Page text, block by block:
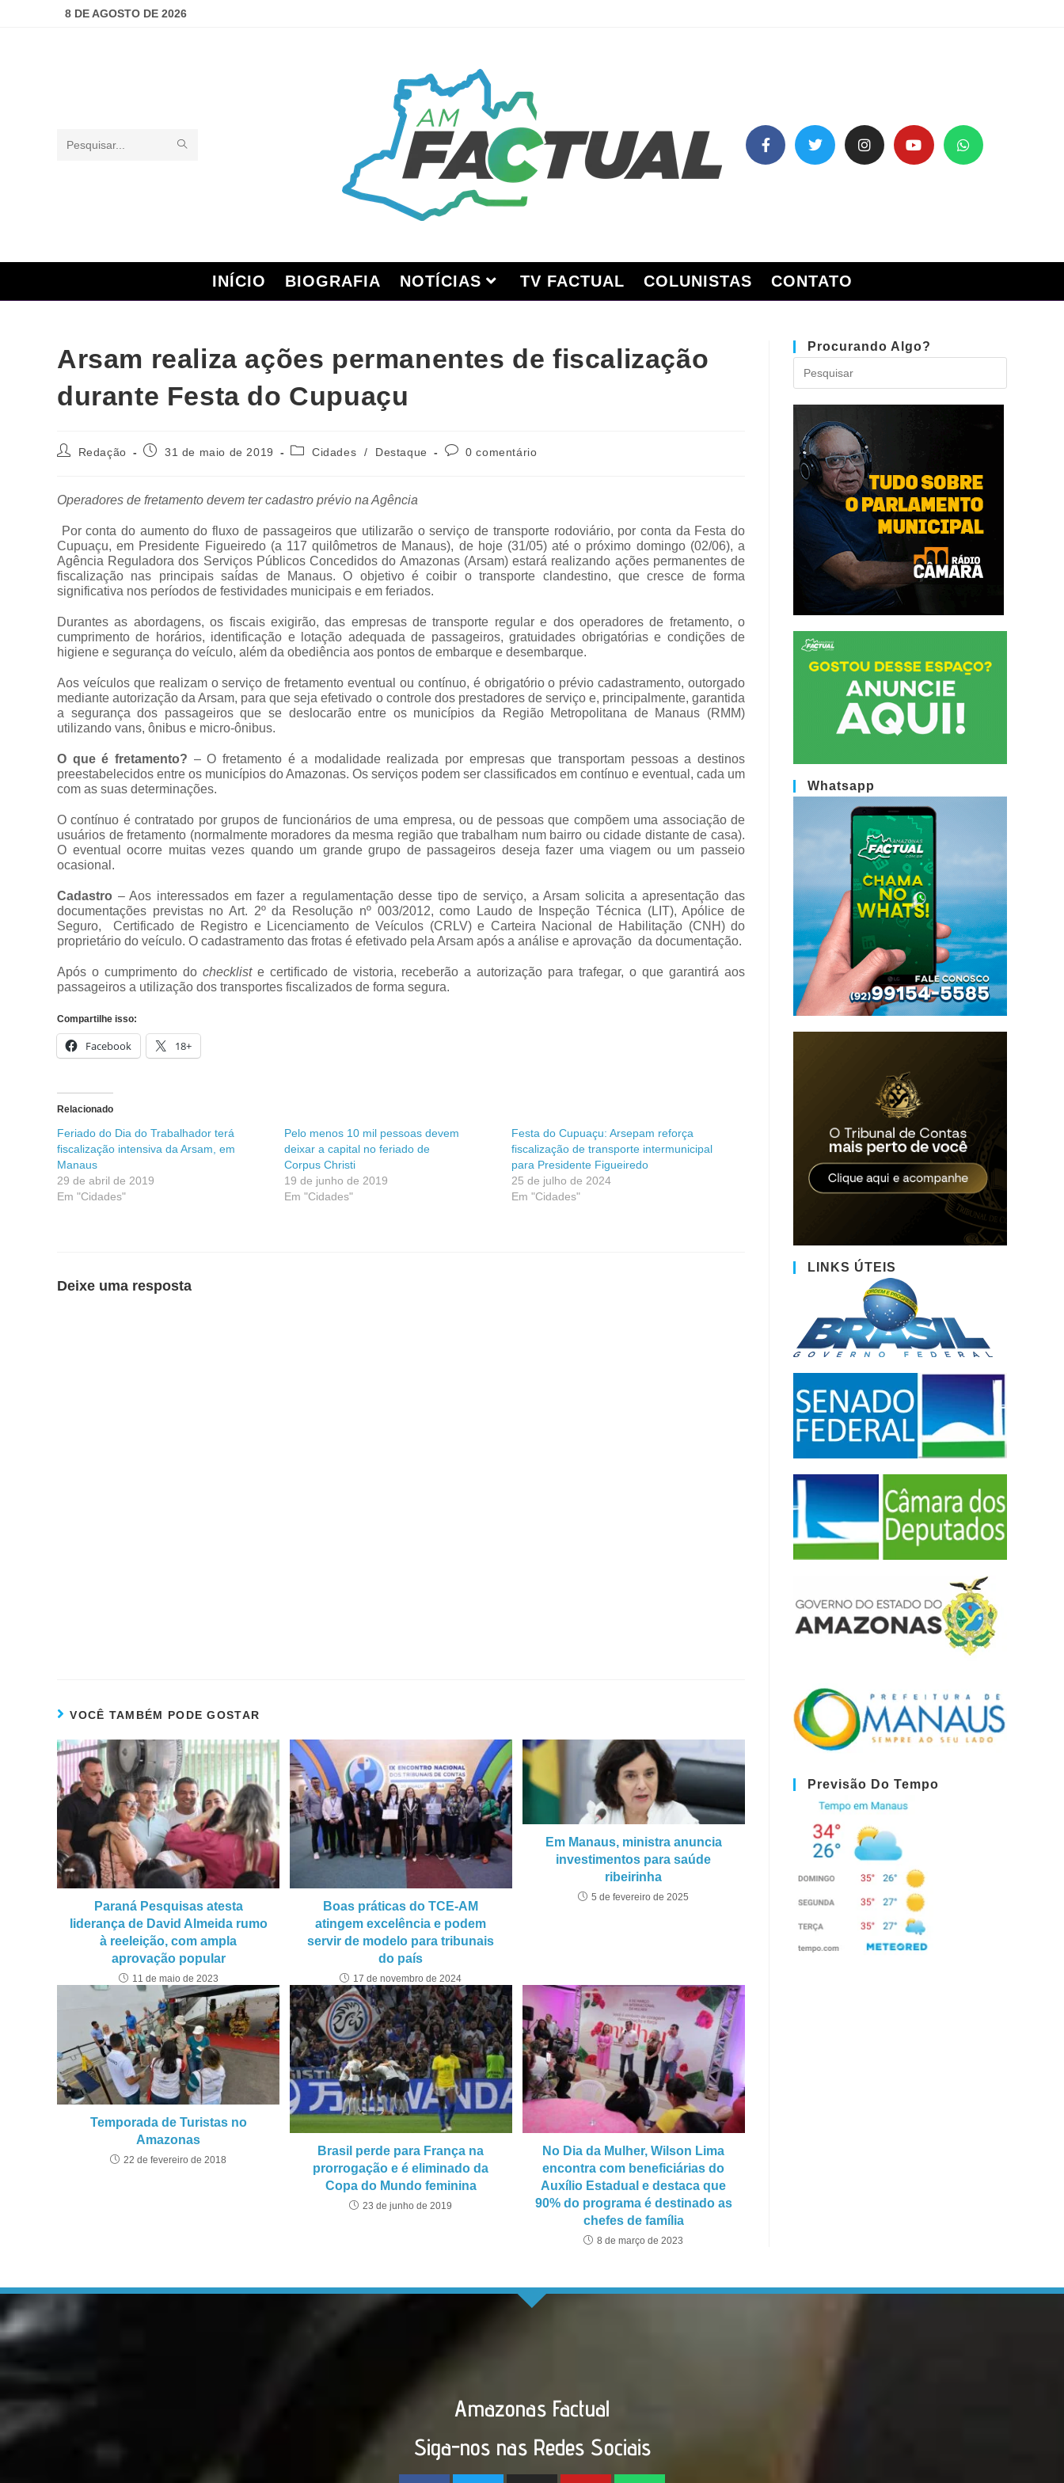
8 DE AGOSTO DE 2026
Pesquisar
INÍCIO BIOGRAFIA NOTÍCIAS TV FACTUAL COLUNISTAS CONTATO
Arsam realiza ações permanentes de fiscalização
durante Festa do Cupuaçu
Redação 31 de maio de 2019 Cidades / Destaque 0 comentário
Operadores de fretamento devem ter cadastro prévio na Agência
Por conta do aumento do fluxo de passageiros que utilizarão o serviço de transporte rodoviário, por conta da Festa do
Cupuaçu, em Presidente Figueiredo (a 117 quilômetros de Manaus), de hoje (31/05) até o próximo domingo (02/06), a
Agência Reguladora dos Serviços Públicos Concedidos do Amazonas (Arsam) estará realizando ações permanentes de
fiscalização nas principais saídas de Manaus. O objetivo é coibir o transporte clandestino, que cresce de forma
significativa nos períodos de festividades municipais e em feriados.
Durantes as abordagens, os fiscais exigirão, das empresas de transporte regular e dos operadores de fretamento, o
cumprimento de horários, identificação e lotação adequada de passageiros, gratuidades obrigatórias e condições de
higiene e segurança do veículo, além da obediência aos pontos de embarque e desembarque.
Aos veículos que realizam o serviço de fretamento eventual ou contínuo, é obrigatório o prévio cadastramento, outorgado
mediante autorização da Arsam, para que seja efetivado o controle dos prestadores de serviço e, principalmente, garantida
a segurança dos passageiros que se deslocarão entre os municípios da Região Metropolitana de Manaus (RMM)
utilizando vans, ônibus e micro-ônibus.
O que é fretamento? – O fretamento é a modalidade realizada por empresas que transportam pessoas a destinos
preestabelecidos entre os municípios do Amazonas. Os serviços podem ser classificados em contínuo e eventual, cada um
com as suas determinações.
O contínuo é contratado por grupos de funcionários de uma empresa, ou de pessoas que compõem uma associação de
usuários de fretamento (normalmente moradores da mesma região que trabalham num bairro ou cidade distante de casa).
O eventual ocorre muitas vezes quando um grande grupo de passageiros deseja fazer uma viagem ou um passeio
ocasional.
Cadastro – Aos interessados em fazer a regulamentação desse tipo de serviço, a Arsam solicita a apresentação das
documentações previstas no Art. 2º da Resolução nº 003/2012, como Laudo de Inspeção Técnica (LIT), Apólice de
Seguro, Certificado de Registro e Licenciamento de Veículos (CRLV) e Carteira Nacional de Habilitação (CNH) do
proprietário do veículo. O cadastramento das frotas é efetivado pela Arsam após a análise e aprovação da documentação.
Após o cumprimento do checkliste certificado de vistoria, receberão a autorização para trafegar, o que garantirá aos
passageiros a utilização dos transportes fiscalizados de forma segura.
Compartilhe isso:
Facebook 18+
Relacionado
Feriado do Dia do Trabalhador terá
fiscalização intensiva da Arsam, em
Manaus
29 de abril de 2019
Em "Cidades"
Pelo menos 10 mil pessoas devem
deixar a capital no feriado de
Corpus Christi
19 de junho de 2019
Em "Cidades"
Festa do Cupuaçu: Arsepam reforça
fiscalização de transporte intermunicipal
para Presidente Figueiredo
25 de julho de 2024
Em "Cidades"
Deixe uma resposta
VOCÊ TAMBÉM PODE GOSTAR
Paraná Pesquisas atesta
liderança de David Almeida rumo
à reeleição, com ampla
aprovação popular
11 de maio de 2023
Boas práticas do TCE-AM
atingem excelência e podem
servir de modelo para tribunais
do país
17 de novembro de 2024
Em Manaus, ministra anuncia
investimentos para saúde
ribeirinha
5 de fevereiro de 2025
Temporada de Turistas no
Amazonas
22 de fevereiro de 2018
Brasil perde para França na
prorrogação e é eliminado da
Copa do Mundo feminina
23 de junho de 2019
No Dia da Mulher, Wilson Lima
encontra com beneficiárias do
Auxílio Estadual e destaca que
90% do programa é destinado as
chefes de família
8 de março de 2023
Procurando Algo?
Whatsapp
LINKS ÚTEIS
Previsão Do Tempo
Amazonas Factual
Siga-nos nas Redes Sociais